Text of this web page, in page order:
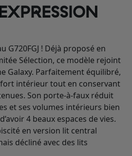
G720FGJ ! Déjà proposé en
Sélection, ce modèle rejoint
Galaxy. Parfaitement équilibré,
intérieur tout en conservant
Son porte-à-faux réduit
et ses volumes intérieurs bien
4 beaux espaces de vies.
en version lit central
décliné avec des lits